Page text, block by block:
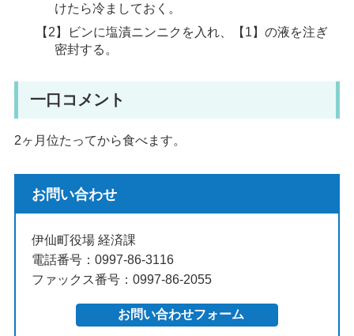
けたら冷ましておく。
【2】ビンに塩漬ニンニクを入れ、【1】の液を注ぎ
密封する。
一口コメント
2ヶ月位たってから食べます。
お問い合わせ
伊仙町役場 経済課
電話番号：0997-86-3116
ファックス番号：0997-86-2055